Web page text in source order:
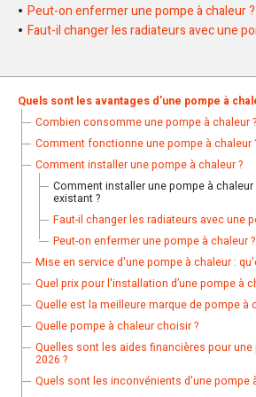
Peut-on enfermer une pompe à chaleur ?
Faut-il changer les radiateurs avec une
Quels sont les avantages d’une pompe à
Combien consomme une pompe à chaleur ?
Comment fonctionne une pompe à chaleur
Comment installer une pompe à chaleur ?
Comment installer une pompe à
existant ?
Faut-il changer les radiateurs avec une
Peut-on enfermer une pompe à chaleur ?
Mise en service d'une pompe à chaleur :
Quel prix pour l'installation d’une pompe à
Quelle est la meilleure marque de pompe à
Quelle pompe à chaleur choisir ?
Quelles sont les aides financières pour une
2026 ?
Quels sont les inconvénients d'une pompe